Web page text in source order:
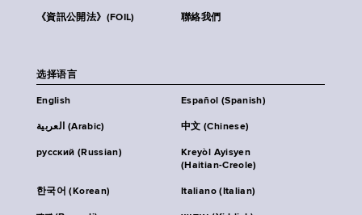
《資訊公開法》(FOIL) 聯絡我們
选择语言
English Español (Spanish)
العربية (Arabic) 中文 (Chinese)
русский (Russian)
Kreyòl Ayisyen
(Haitian-Creole)
한국어 (Korean) Italiano (Italian)